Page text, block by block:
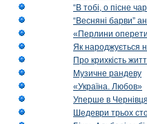
“В тобі, о пісне
“Весняні барви”
«Перлини
Як народжується
Про крихкість
Музичне рандеву
«Україна. Любов»
Уперше в
Шедеври трьох